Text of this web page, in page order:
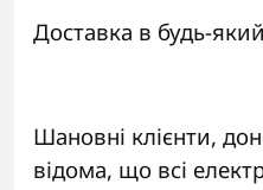
Доставка в будь-
Шановні клієнти,
відома, що всі